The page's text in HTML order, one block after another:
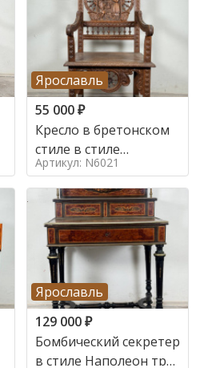
Ярославль
55 000₽
Кресло в бретонском
стиле в стиле
Артикул: N6021
Ярославль
129 000₽
Бомбический секретер
в стиле Наполеон труа